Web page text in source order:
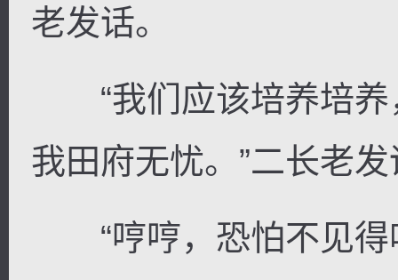
老发话。
“我们应该培养培养
我田府无忧。”二长老
“哼哼，恐怕不见得